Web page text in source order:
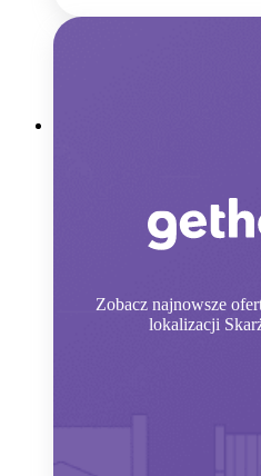
Zobacz najnowsze
lokalizacji